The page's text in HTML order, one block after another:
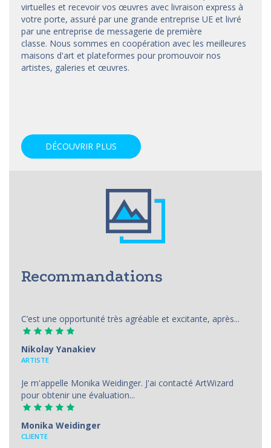
virtuelles et recevoir vos œuvres avec livraison express à
votre porte, assuré par une grande entreprise UE et livré
par une entreprise de messagerie de première
classe. Nous sommes en coopération avec les meilleures
maisons d'art et plateformes pour promouvoir nos
artistes, galeries et œuvres.
DÉCOUVRIR PLUS
Recommandations
C’est une opportunité très agréable et excitante, après...
Nikolay Yanakiev
ARTISTE
Je m'appelle Monika Weidinger. J'ai contacté ArtWizard
pour obtenir une évaluation...
Monika Weidinger
CLIENTE